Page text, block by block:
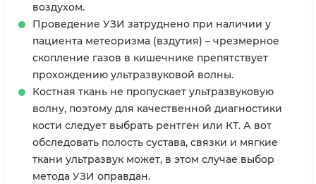
воздухом.
Проведение УЗИ затруднено при наличии у
пациента метеоризма (вздутия) – чрезмерное
скопление газов в кишечнике препятствует
прохождению ультразвуковой волны.
Костная ткань не пропускает ультразвуковую
волну, поэтому для качественной диагностики
кости следует выбрать рентген или КТ. А вот
обследовать полость сустава, связки и мягкие
ткани ультразвук может, в этом случае выбор
метода УЗИ оправдан.